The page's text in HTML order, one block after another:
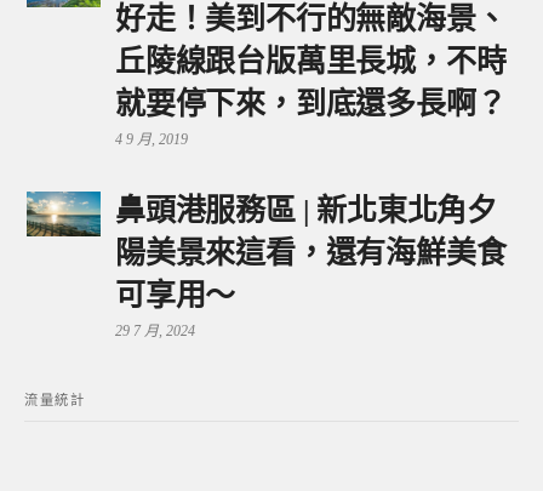
好走！美到不行的無敵海景、
丘陵線跟台版萬里長城，不時
就要停下來，到底還多長啊？
4 9 月, 2019
鼻頭港服務區 | 新北東北角夕
陽美景來這看，還有海鮮美食
可享用～
29 7 月, 2024
流量統計